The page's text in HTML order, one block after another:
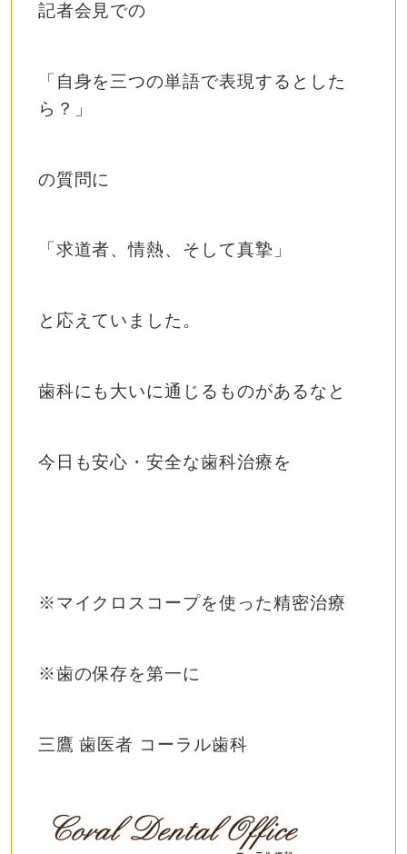
記者会見での
「自身を三つの単語で表現するとした
ら？」
の質問に
「求道者、情熱、そして真摯」
と応えていました。
歯科にも大いに通じるものがあるなと
今日も安心・安全な歯科治療を
※マイクロスコープを使った精密治療
※歯の保存を第一に
三鷹 歯医者 コーラル歯科